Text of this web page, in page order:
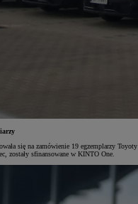
się na zamówienie 19 egzemplarzy
zostały sfinansowane w KINTO One.